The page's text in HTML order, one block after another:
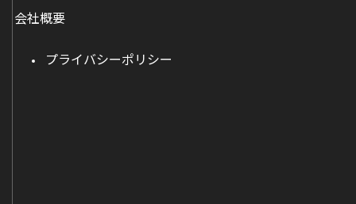
会社概要
プライバシーポリシー